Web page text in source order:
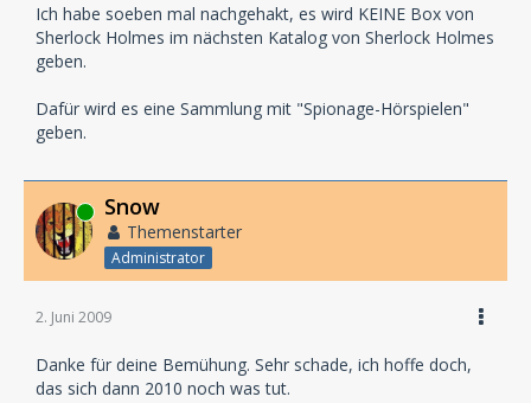
Ich habe soeben mal nachgehakt, es wird KEINE Box von
Sherlock Holmes im nächsten Katalog von Sherlock Holmes
geben.
Dafür wird es eine Sammlung mit "Spionage-Hörspielen"
geben.
Online Snow
Themenstarter
Administrator
2. Juni 2009
Danke für deine Bemühung. Sehr schade, ich hoffe doch,
das sich dann 2010 noch was tut.